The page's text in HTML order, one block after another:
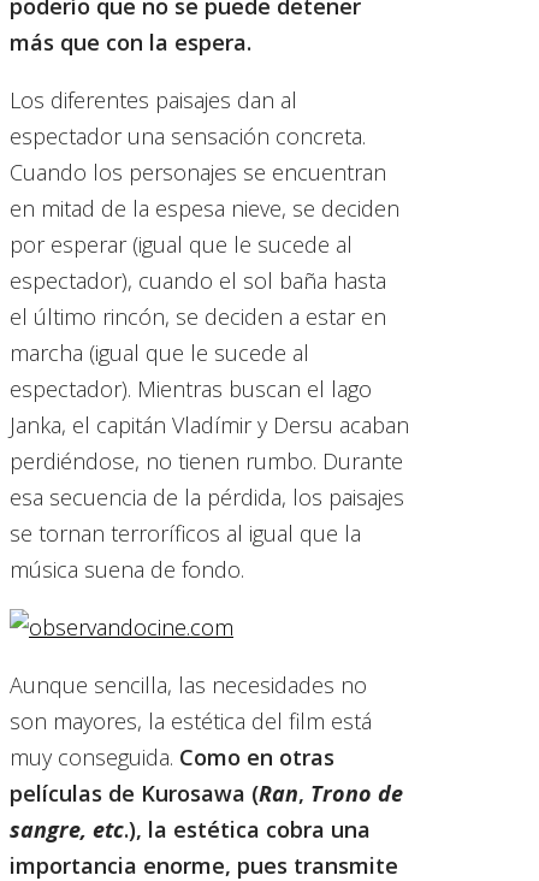
poderío que no se puede detener
más que con la espera.
Los diferentes paisajes dan al
espectador una sensación concreta.
Cuando los personajes se encuentran
en mitad de la espesa nieve, se deciden
por esperar (igual que le sucede al
espectador), cuando el sol baña hasta
el último rincón, se deciden a estar en
marcha (igual que le sucede al
espectador). Mientras buscan el lago
Janka, el capitán Vladímir y Dersu acaban
perdiéndose, no tienen rumbo. Durante
esa secuencia de la pérdida, los paisajes
se tornan terroríficos al igual que la
música suena de fondo.
Aunque sencilla, las necesidades no
son mayores, la estética del film está
muy conseguida. Como en otras
películas de Kurosawa (Ran, Trono de
sangre, etc.), la estética cobra una
importancia enorme, pues transmite